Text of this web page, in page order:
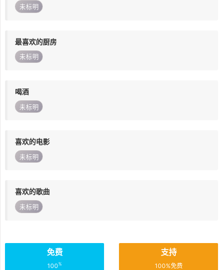
未标明
最喜欢的厨房
未标明
喝酒
未标明
喜欢的电影
未标明
喜欢的歌曲
未标明
免费
100%
支持
100%免费